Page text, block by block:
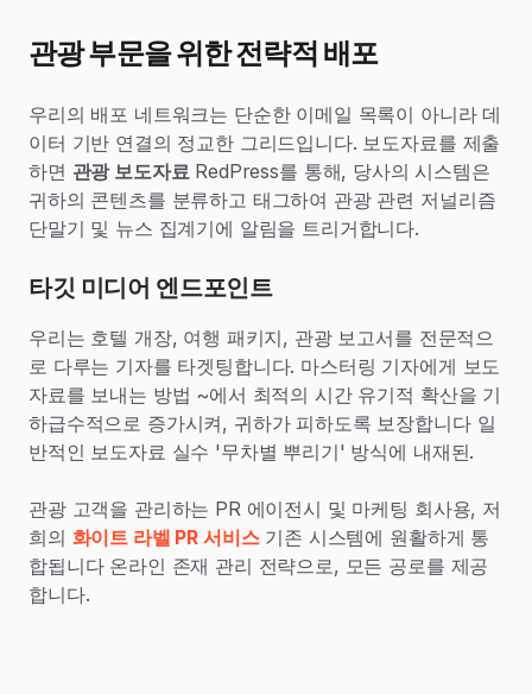
관광 부문을 위한 전략적 배포
우리의 배포 네트워크는 단순한 이메일 목록이 아니라 데
이터 기반 연결의 정교한 그리드입니다. 보도자료를 제출
하면 관광 보도자료 RedPress를 통해, 당사의 시스템은
귀하의 콘텐츠를 분류하고 태그하여 관광 관련 저널리즘
단말기 및 뉴스 집계기에 알림을 트리거합니다.
타깃 미디어 엔드포인트
우리는 호텔 개장, 여행 패키지, 관광 보고서를 전문적으
로 다루는 기자를 타겟팅합니다. 마스터링 기자에게 보도
자료를 보내는 방법 ~에서 최적의 시간 유기적 확산을 기
하급수적으로 증가시켜, 귀하가 피하도록 보장합니다 일
반적인 보도자료 실수 '무차별 뿌리기' 방식에 내재된.
관광 고객을 관리하는 PR 에이전시 및 마케팅 회사용, 저
희의 화이트 라벨 PR 서비스기존 시스템에 원활하게 통
합됩니다 온라인 존재 관리 전략으로, 모든 공로를 제공
합니다.